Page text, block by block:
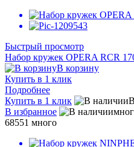
Быстрый просмотр
Набор кружек OPERA RCR
В корзину
Купить в 1 клик
Подробнее
Купить в 1 клик
В избранное
68551 много